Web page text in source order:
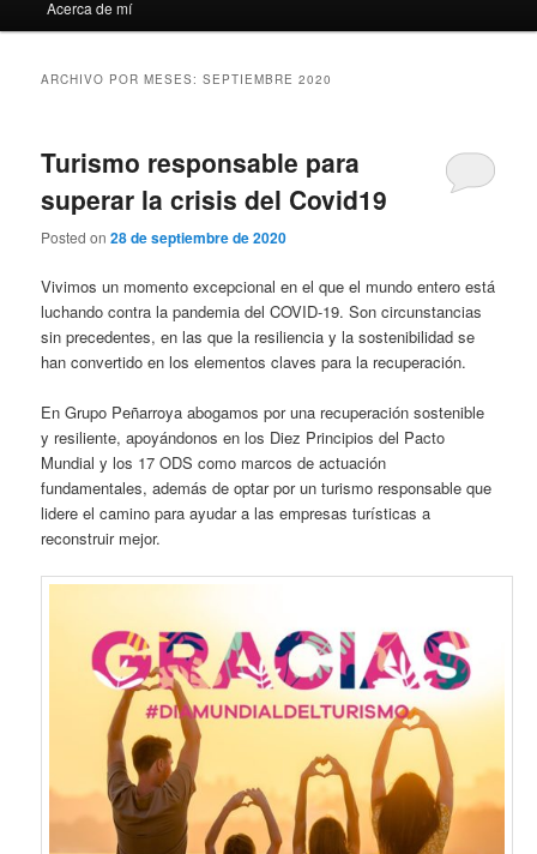
Acerca de mí
ARCHIVO POR MESES:SEPTIEMBRE 2020
Turismo responsable para
superar la crisis del Covid19
Posted on28 de septiembre de 2020
Vivimos un momento excepcional en el que el mundo entero está
luchando contra la pandemia del COVID-19. Son circunstancias
sin precedentes, en las que la resiliencia y la sostenibilidad se
han convertido en los elementos claves para la recuperación.
En Grupo Peñarroya abogamos por una recuperación sostenible
y resiliente, apoyándonos en los Diez Principios del Pacto
Mundial y los 17 ODS como marcos de actuación
fundamentales, además de optar por un turismo responsable que
lidere el camino para ayudar a las empresas turísticas a
reconstruir mejor.